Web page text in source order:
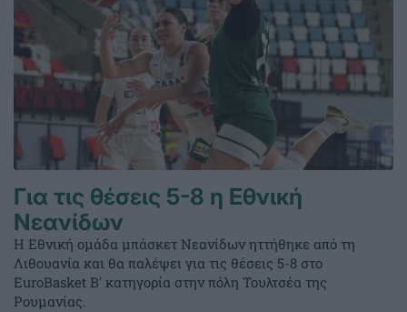
Για τις θέσεις 5-8 η Εθνική
Νεανίδων
Η Εθνική ομάδα μπάσκετ Νεανίδων ηττήθηκε από τη
Λιθουανία και θα παλέψει για τις θέσεις 5-8 στο
EuroBasket Β' κατηγορία στην πόλη Τουλτσέα της
Ρουμανίας.